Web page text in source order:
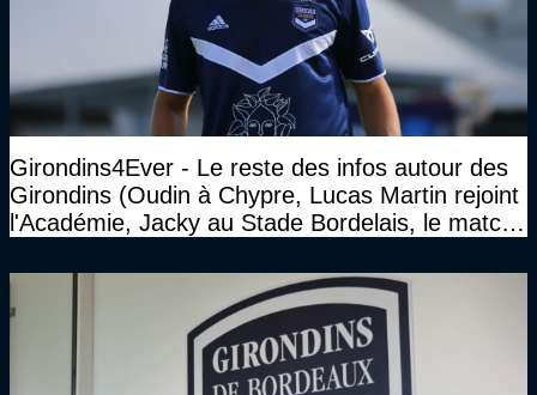
Girondins4Ever - Le reste des infos autour des
Girondins (Oudin à Chypre, Lucas Martin rejoint
l'Académie, Jacky au Stade Bordelais, le match